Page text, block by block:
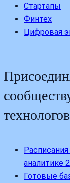
Стартапы
Финтех
Цифровая
аналитике
Готовые